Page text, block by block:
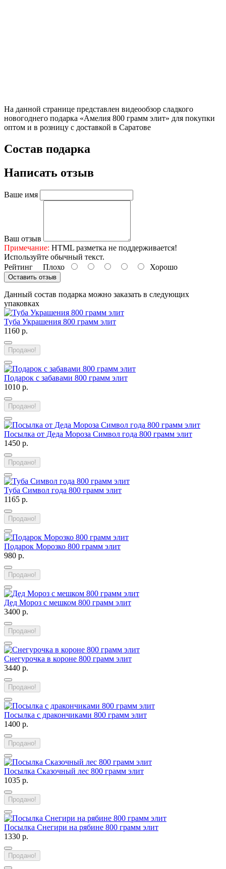
На данной странице представлен видеообзор сладкого
новогоднего подарка «Амелия 800 грамм элит» для покупки
оптом и в розницу с доставкой в Саратове
Состав подарка
Написать отзыв
Ваше имя
Ваш отзыв
Примечание: HTML разметка не поддерживается!
Используйте обычный текст.
Рейтинг Плохо Хорошо
Оставить отзыв
Данный состав подарка можно заказать в следующих
упаковках
Туба Украшения 800 грамм элит
1160 р.
Продано!
Подарок с забавами 800 грамм элит
1010 р.
Продано!
Посылка от Деда Мороза Символ года 800 грамм элит
1450 р.
Продано!
Туба Символ года 800 грамм элит
1165 р.
Продано!
Подарок Морозко 800 грамм элит
980 р.
Продано!
Дед Мороз с мешком 800 грамм элит
3400 р.
Продано!
Снегурочка в короне 800 грамм элит
3440 р.
Продано!
Посылка с дракончиками 800 грамм элит
1400 р.
Продано!
Посылка Сказочный лес 800 грамм элит
1035 р.
Продано!
Посылка Снегири на рябине 800 грамм элит
1330 р.
Продано!